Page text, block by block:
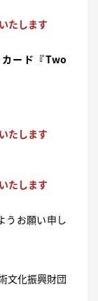
たします
ード『Two
たします
たします
うお願い申し
文化振興財団